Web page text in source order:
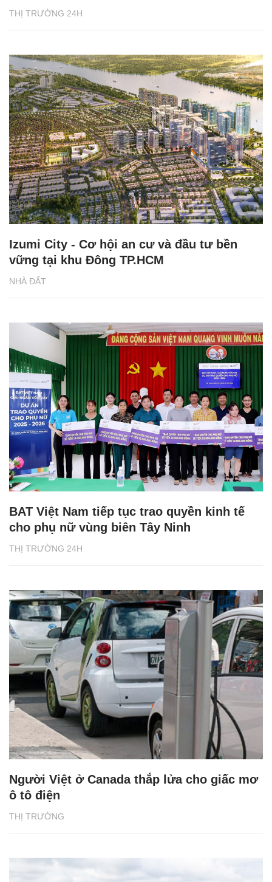
THỊ TRƯỜNG 24H
NHÀ ĐẤT
Izumi City - Cơ hội an cư và đầu tư bền
vững tại khu Đông TP.HCM
THỊ TRƯỜNG 24H
BAT Việt Nam tiếp tục trao quyền kinh tế
cho phụ nữ vùng biên Tây Ninh
THỊ TRƯỜNG
Người Việt ở Canada thắp lửa cho giấc mơ
ô tô điện